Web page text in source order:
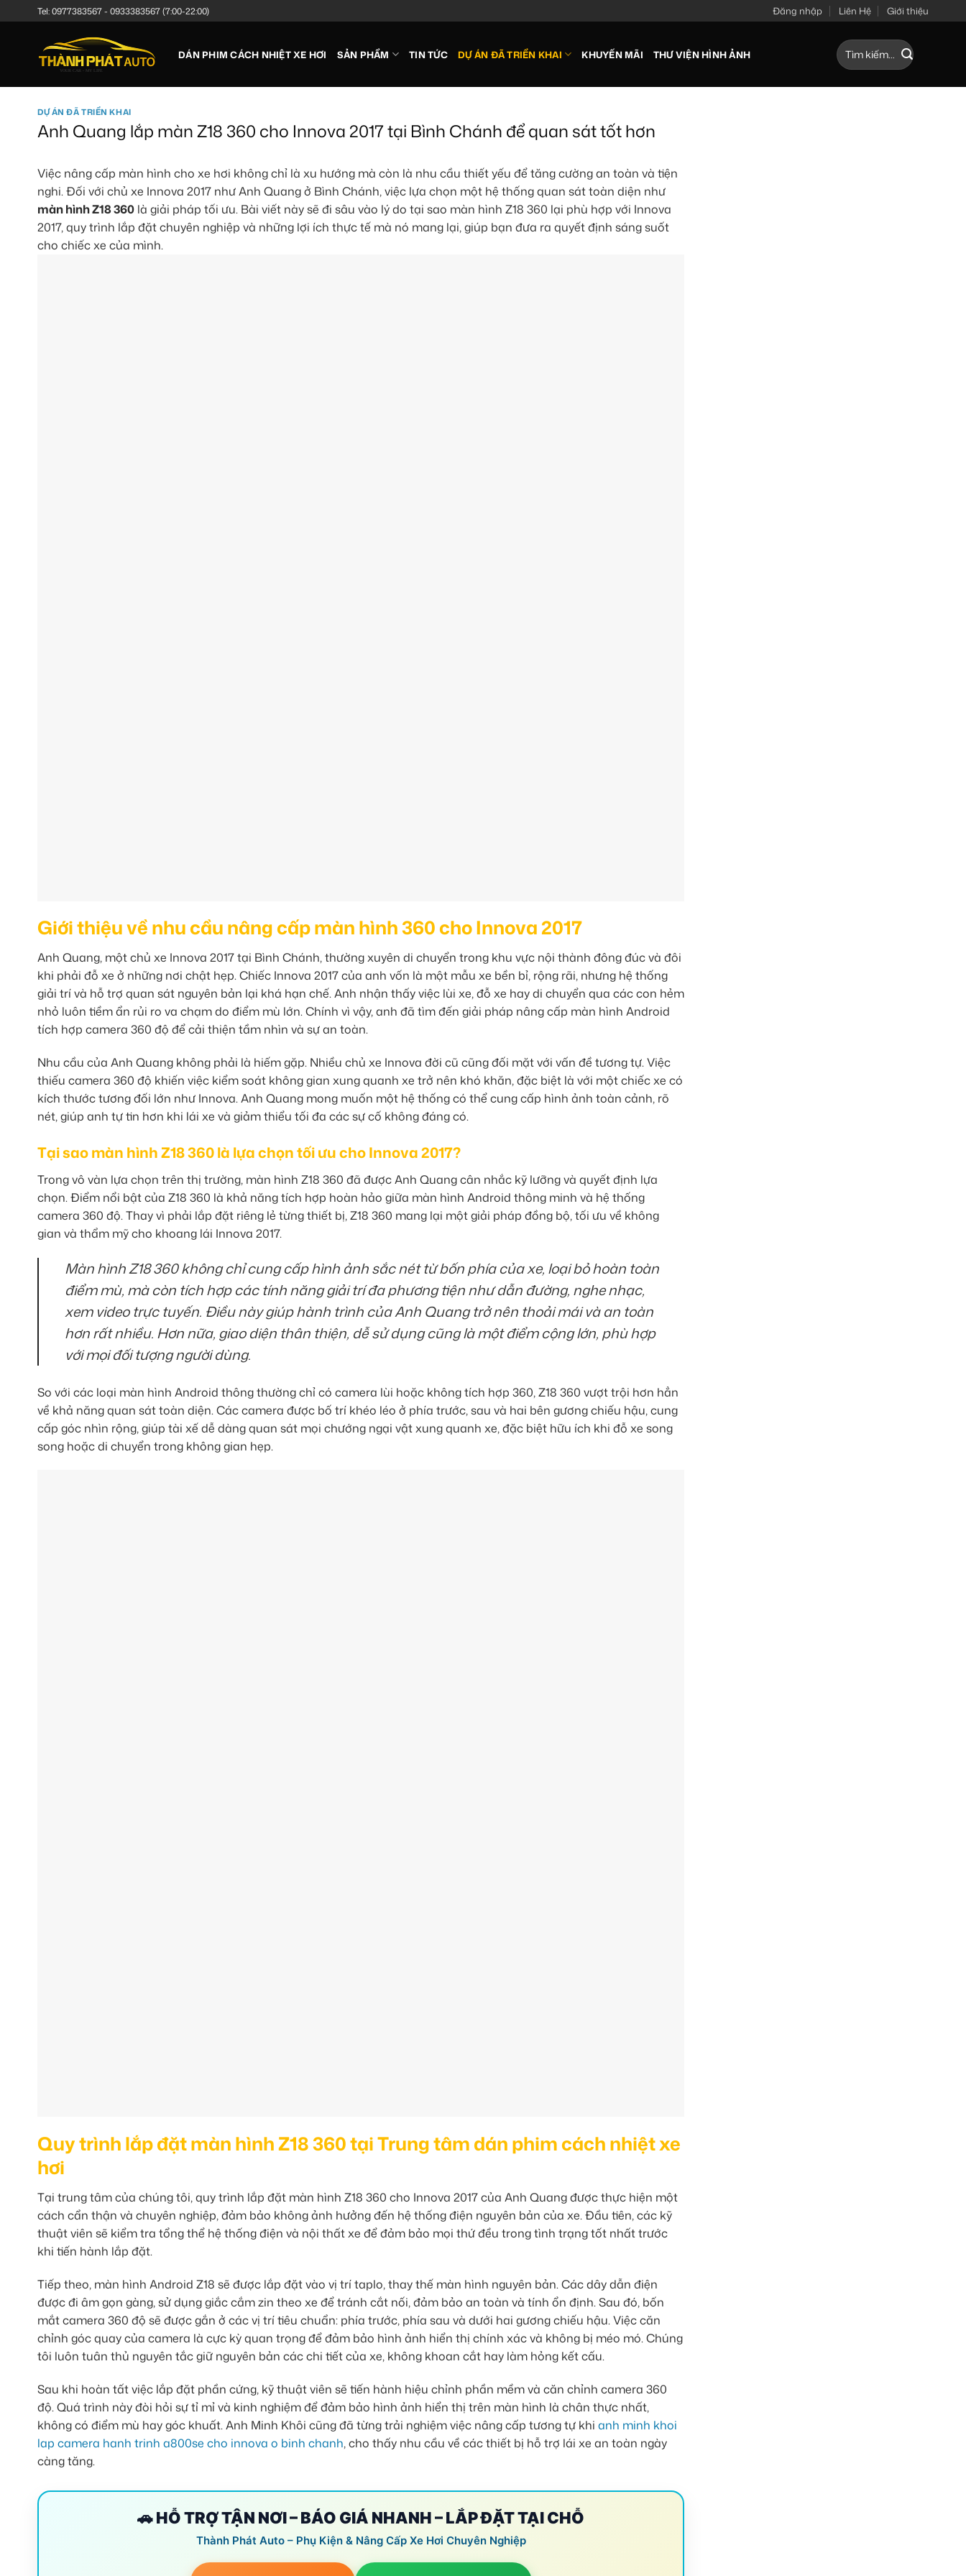
qua
Tel:0977383567- 0933383567(7:00-22:00) Đăng nhập Liên Hệ Giới thiệu
DÁN PHIM CÁCH NHIỆT XE HƠI SẢN PHẨM TIN TỨC DỰ ÁN ĐÃ TRIỂN KHAI KHUYẾN MÃI THƯ VIỆN HÌNH ẢNH
Tìm
kiếm:
DỰ ÁN ĐÃ TRIỂN KHAI
Anh Quang lắp màn Z18 360 cho Innova 2017 tại Bình Chánh để quan sát tốt hơn
Việc nâng cấp màn hình cho xe hơi không chỉ là xu hướng mà còn là nhu cầu thiết yếu để tăng cường an toàn và tiện
nghi. Đối với chủ xe Innova 2017 như Anh Quang ở Bình Chánh, việc lựa chọn một hệ thống quan sát toàn diện như
màn hình Z18 360 là giải pháp tối ưu. Bài viết này sẽ đi sâu vào lý do tại sao màn hình Z18 360 lại phù hợp với Innova
2017, quy trình lắp đặt chuyên nghiệp và những lợi ích thực tế mà nó mang lại, giúp bạn đưa ra quyết định sáng suốt
cho chiếc xe của mình.
Giới thiệu về nhu cầu nâng cấp màn hình 360 cho Innova 2017
Anh Quang, một chủ xe Innova 2017 tại Bình Chánh, thường xuyên di chuyển trong khu vực nội thành đông đúc và đôi
khi phải đỗ xe ở những nơi chật hẹp. Chiếc Innova 2017 của anh vốn là một mẫu xe bền bỉ, rộng rãi, nhưng hệ thống
giải trí và hỗ trợ quan sát nguyên bản lại khá hạn chế. Anh nhận thấy việc lùi xe, đỗ xe hay di chuyển qua các con hẻm
nhỏ luôn tiềm ẩn rủi ro va chạm do điểm mù lớn. Chính vì vậy, anh đã tìm đến giải pháp nâng cấp màn hình Android
tích hợp camera 360 độ để cải thiện tầm nhìn và sự an toàn.
Nhu cầu của Anh Quang không phải là hiếm gặp. Nhiều chủ xe Innova đời cũ cũng đối mặt với vấn đề tương tự. Việc
thiếu camera 360 độ khiến việc kiểm soát không gian xung quanh xe trở nên khó khăn, đặc biệt là với một chiếc xe có
kích thước tương đối lớn như Innova. Anh Quang mong muốn một hệ thống có thể cung cấp hình ảnh toàn cảnh, rõ
nét, giúp anh tự tin hơn khi lái xe và giảm thiểu tối đa các sự cố không đáng có.
Tại sao màn hình Z18 360 là lựa chọn tối ưu cho Innova 2017?
Trong vô vàn lựa chọn trên thị trường, màn hình Z18 360 đã được Anh Quang cân nhắc kỹ lưỡng và quyết định lựa
chọn. Điểm nổi bật của Z18 360 là khả năng tích hợp hoàn hảo giữa màn hình Android thông minh và hệ thống
camera 360 độ. Thay vì phải lắp đặt riêng lẻ từng thiết bị, Z18 360 mang lại một giải pháp đồng bộ, tối ưu về không
gian và thẩm mỹ cho khoang lái Innova 2017.
Màn hình Z18 360 không chỉ cung cấp hình ảnh sắc nét từ bốn phía của xe, loại bỏ hoàn toàn
điểm mù, mà còn tích hợp các tính năng giải trí đa phương tiện như dẫn đường, nghe nhạc,
xem video trực tuyến. Điều này giúp hành trình của Anh Quang trở nên thoải mái và an toàn
hơn rất nhiều. Hơn nữa, giao diện thân thiện, dễ sử dụng cũng là một điểm cộng lớn, phù hợp
với mọi đối tượng người dùng.
So với các loại màn hình Android thông thường chỉ có camera lùi hoặc không tích hợp 360, Z18 360 vượt trội hơn hẳn
về khả năng quan sát toàn diện. Các camera được bố trí khéo léo ở phía trước, sau và hai bên gương chiếu hậu, cung
cấp góc nhìn rộng, giúp tài xế dễ dàng quan sát mọi chướng ngại vật xung quanh xe, đặc biệt hữu ích khi đỗ xe song
song hoặc di chuyển trong không gian hẹp.
Quy trình lắp đặt màn hình Z18 360 tại Trung tâm dán phim cách nhiệt xe
hơi
Tại trung tâm của chúng tôi, quy trình lắp đặt màn hình Z18 360 cho Innova 2017 của Anh Quang được thực hiện một
cách cẩn thận và chuyên nghiệp, đảm bảo không ảnh hưởng đến hệ thống điện nguyên bản của xe. Đầu tiên, các kỹ
thuật viên sẽ kiểm tra tổng thể hệ thống điện và nội thất xe để đảm bảo mọi thứ đều trong tình trạng tốt nhất trước
khi tiến hành lắp đặt.
Tiếp theo, màn hình Android Z18 sẽ được lắp đặt vào vị trí taplo, thay thế màn hình nguyên bản. Các dây dẫn điện
được đi âm gọn gàng, sử dụng giắc cắm zin theo xe để tránh cắt nối, đảm bảo an toàn và tính ổn định. Sau đó, bốn
mắt camera 360 độ sẽ được gắn ở các vị trí tiêu chuẩn: phía trước, phía sau và dưới hai gương chiếu hậu. Việc căn
chỉnh góc quay của camera là cực kỳ quan trọng để đảm bảo hình ảnh hiển thị chính xác và không bị méo mó. Chúng
tôi luôn tuân thủ nguyên tắc giữ nguyên bản các chi tiết của xe, không khoan cắt hay làm hỏng kết cấu.
Sau khi hoàn tất việc lắp đặt phần cứng, kỹ thuật viên sẽ tiến hành hiệu chỉnh phần mềm và căn chỉnh camera 360
độ. Quá trình này đòi hỏi sự tỉ mỉ và kinh nghiệm để đảm bảo hình ảnh hiển thị trên màn hình là chân thực nhất,
không có điểm mù hay góc khuất. Anh Minh Khôi cũng đã từng trải nghiệm việc nâng cấp tương tự khi anh minh khoi
lap camera hanh trinh a800se cho innova o binh chanh, cho thấy nhu cầu về các thiết bị hỗ trợ lái xe an toàn ngày
càng tăng.
🚗 HỖ TRỢ TẬN NƠI – BÁO GIÁ NHANH – LẮP ĐẶT TẠI CHỖ
Thành Phát Auto – Phụ Kiện & Nâng Cấp Xe Hơi Chuyên Nghiệp